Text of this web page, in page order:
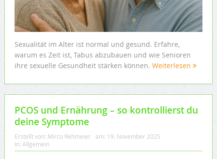
Sexualität im Alter ist normal und gesund. Erfahre,
warum es Zeit ist, Tabus abzubauen und wie Senioren
ihre sexuelle Gesundheit stärken können. Weiterlesen
PCOS und Ernährung – so kontrollierst du
deine Symptome
Erstellt von: Mirco Rehmeier am: 19. November 2025
In: Allgemein